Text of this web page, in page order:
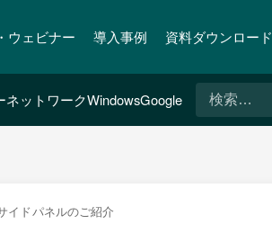
ウェビナー 導入事例 資料ダウンロード
ネットワークWindowsGoogle
検
索:
イドパネルのご紹介